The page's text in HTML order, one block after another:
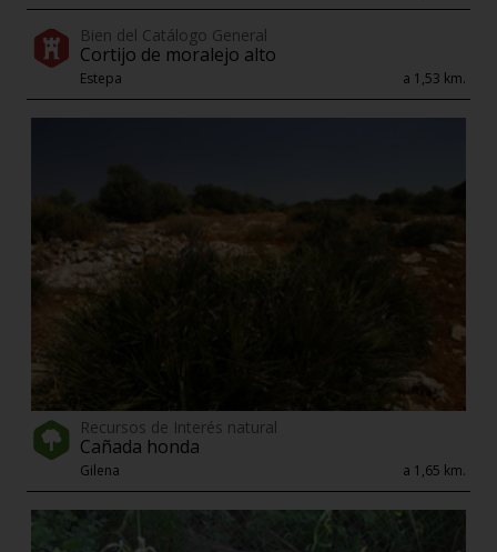
Bien del Catálogo General
Cortijo de moralejo alto
Estepa a 1,53 km.
Recursos de Interés natural
Cañada honda
Gilena a 1,65 km.